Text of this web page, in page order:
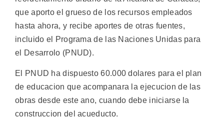
que aporto el grueso de los recursos empleados
hasta ahora, y recibe aportes de otras fuentes,
incluido el Programa de las Naciones Unidas para
el Desarrolo (PNUD).
El PNUD ha dispuesto 60.000 dolares para el plan
de educacion que acompanara la ejecucion de las
obras desde este ano, cuando debe iniciarse la
construccion del acueducto.